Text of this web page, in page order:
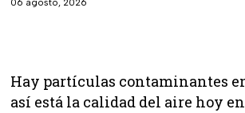
06 agosto, 2026
Hay partículas contaminantes
así está la calidad del aire hoy